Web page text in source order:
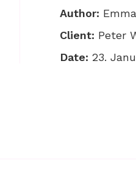
Author:
Client: Peter
Date: 23.